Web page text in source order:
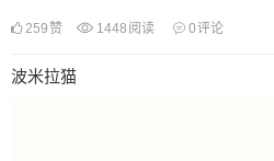
259 赞 1448 阅读 0评论
波米拉猫